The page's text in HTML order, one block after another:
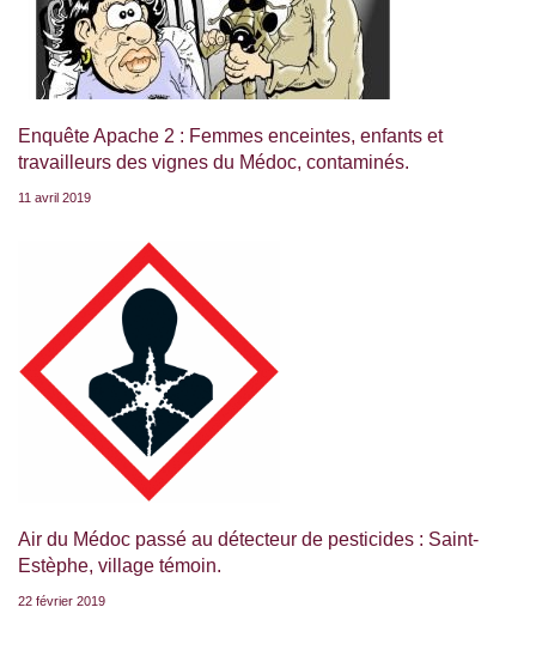
Enquête Apache 2 : Femmes enceintes, enfants et
travailleurs des vignes du Médoc, contaminés.
11 avril 2019
Air du Médoc passé au détecteur de pesticides : Saint-
Estèphe, village témoin.
22 février 2019